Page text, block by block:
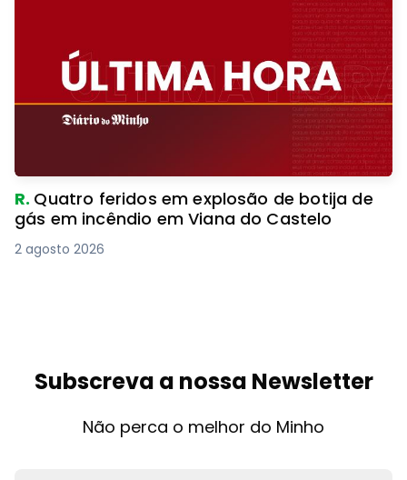
R. Quatro feridos em explosão de botija de
gás em incêndio em Viana do Castelo
2 agosto 2026
Subscreva a nossa Newsletter
Não perca o melhor do Minho